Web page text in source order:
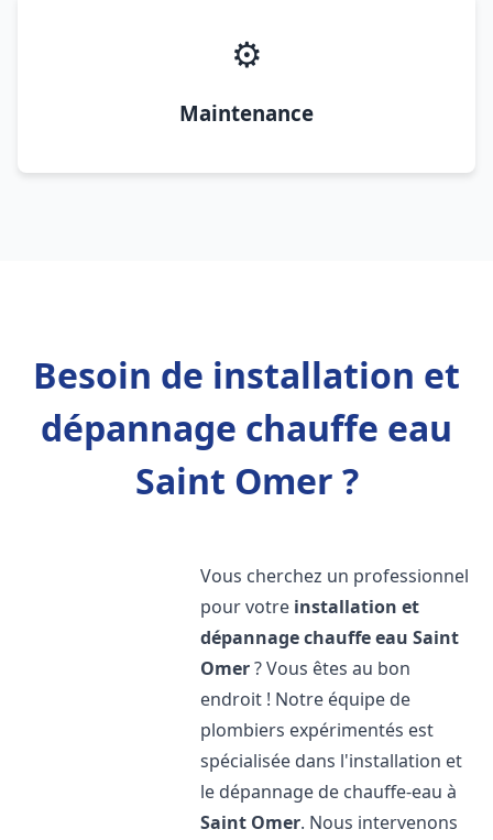
⚙️
Maintenance
Besoin de installation et
dépannage chauffe eau
Saint Omer ?
Vous cherchez un professionnel
pour votre installation et
dépannage chauffe eau Saint
Omer? Vous êtes au bon
endroit ! Notre équipe de
plombiers expérimentés est
spécialisée dans l'installation et
le dépannage de chauffe-eau à
Saint Omer. Nous intervenons